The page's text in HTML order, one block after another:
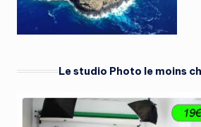
Le studio Photo le moins